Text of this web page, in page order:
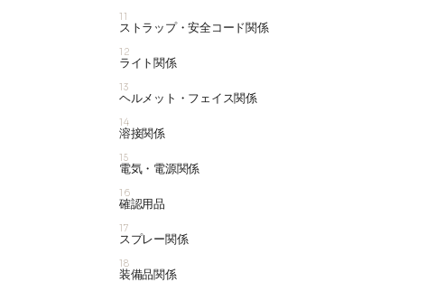
11
ストラップ・安全コード関係
12
ライト関係
13
ヘルメット・フェイス関係
14
溶接関係
15
電気・電源関係
16
確認用品
17
スプレー関係
18
装備品関係